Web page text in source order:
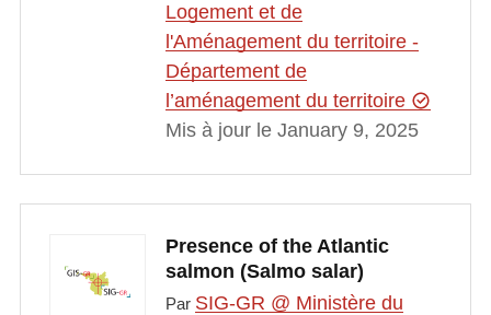
Logement et de
l'Aménagement du territoire -
Département de
l’aménagement du territoire
Mis à jour le January 9, 2025
Presence of the Atlantic
salmon (Salmo salar)
Par SIG-GR @ Ministère du